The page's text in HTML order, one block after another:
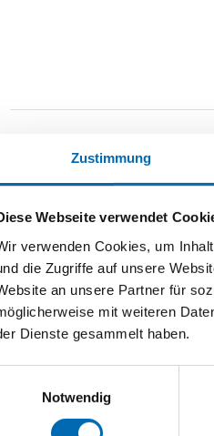
Zustimmung
Webseite verwendet
verwenden Cookies, um
die Zugriffe auf unsere
an unsere Partner für
mit weiteren
Dienste gesammelt haben.
Notwendig
sf3 Nuss: 10mm Kennkerbe:
B1 250,0mm B2 760,0mm